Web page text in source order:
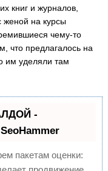
книг и журналов,
женой на курсы
чему-то
что предлагалось на
им уделяли там
-
пакетам оценки: